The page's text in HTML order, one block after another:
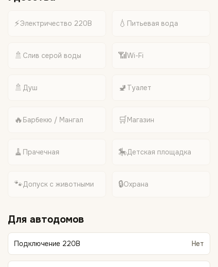
⚡Электричество 220В 💧 Питьевая вода
🚿 Слив серой воды 📶Wi-Fi
🚿 Душ 🚽 Туалет
🔥 Барбекю / Мангал 🛒Магазин
🧹 Прачечная 🎠Детская площадка
🐾Допуск с животными 🔒Охрана
Для автодомов
Подключение 220В Нет